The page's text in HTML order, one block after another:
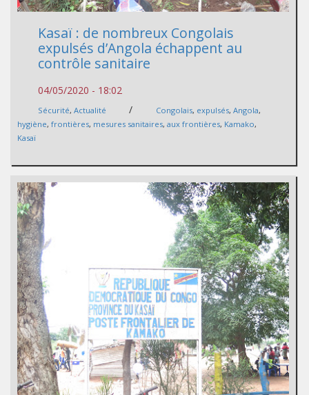
Kasaï : de nombreux Congolais
expulsés d’Angola échappent au
contrôle sanitaire
04/05/2020 - 18:02
Sécurité, Actualité / Congolais, expulsés, Angola,
hygiène, frontières, mesures sanitaires, aux frontières, Kamako,
Kasaï